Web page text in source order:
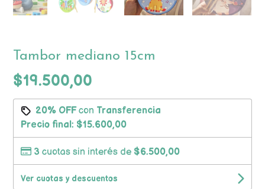
Tambor mediano 15cm
$19.500,00
20% OFFcon Transferencia
Precio final: $15.600,00
3 cuotas sin interés de $6.500,00
Ver cuotas y descuentos